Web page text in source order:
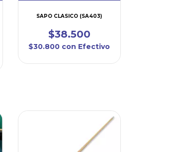
SAPO CLASICO (SA403)
$38.500
$30.800 con Efectivo